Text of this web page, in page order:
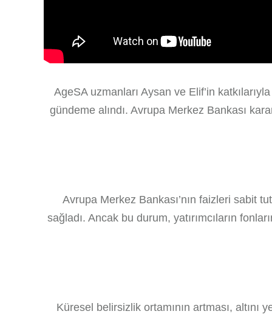
AgeSA uzmanları Aysan ve Elif’in
gündeme alındı. Avrupa Merkez Bankası
Avrupa Merkez Bankası’nın faizleri sabit
sağladı. Ancak bu durum, yatırımcıların
Küresel belirsizlik ortamının artması, altını